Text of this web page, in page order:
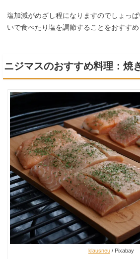
塩加減がめざし程になりますのでしょっ
いで食べたり塩を調節することをおすすめ
ニジマスのおすすめ料理：焼
klausneu / Pixabay